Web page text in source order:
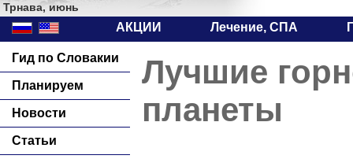
Трнава, июнь
АКЦИИ Лечение, СПА
Гид по Словакии
Планируем
Новости
Статьи
Лучшие
планеты